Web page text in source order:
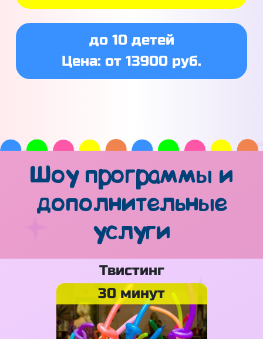
до 10 детей
Цена: от 13900 руб.
Шоу программы и
дополнительные
услуги
Твистинг
30 минут